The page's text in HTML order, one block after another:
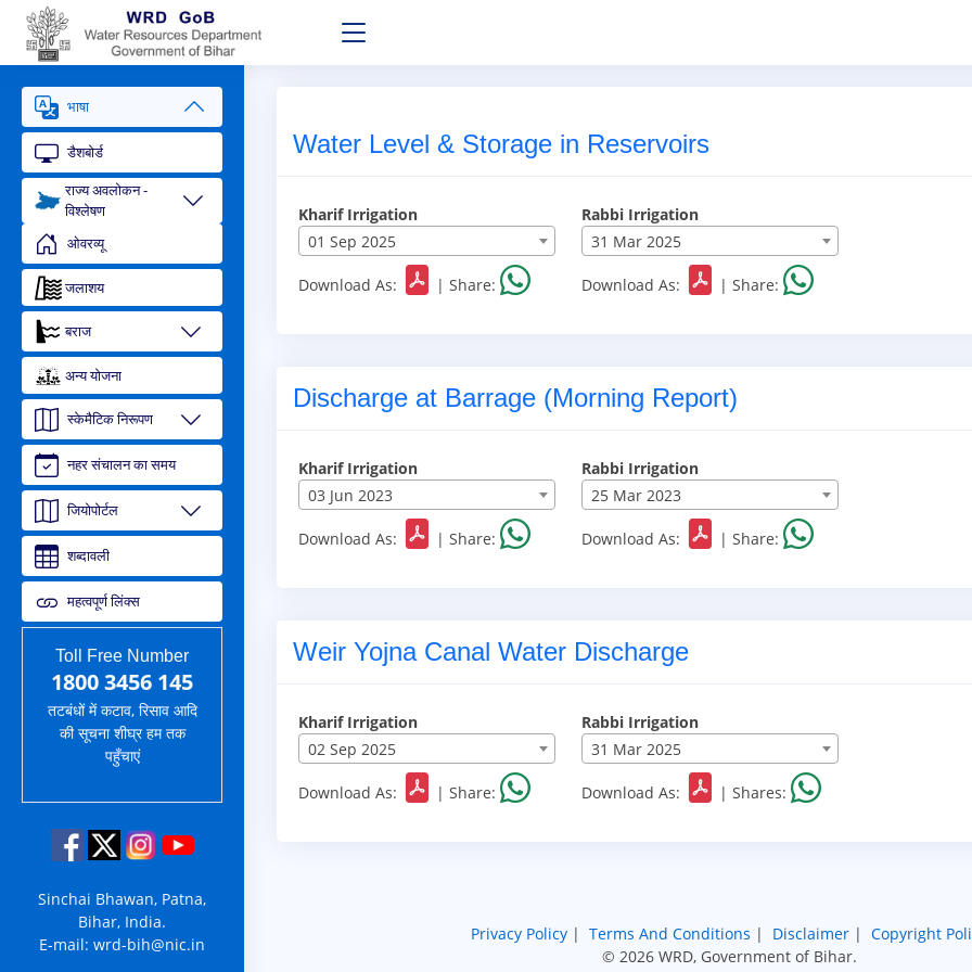
भाषा
डैशबोर्ड
राज्य अवलोकन -
विश्लेषण
ओवरव्यू
जलाशय
बराज
अन्य योजना
स्केमैटिक निरूपण
नहर संचालन का समय
जियोपोर्टल
शब्दावली
महत्वपूर्ण लिंक्स
Toll Free Number
1800 3456 145
तटबंधों में कटाव, रिसाव आदि
की सूचना शीघ्र हम तक
पहुँचाएं
Sinchai Bhawan, Patna,
Bihar, India.
E-mail: wrd-bih@nic.in
Water Level & Storage in Reservoirs
Kharif Irrigation
01 Sep 2025
Download As: | Share:
Rabbi Irrigation
31 Mar 2025
Download As: | Share:
Discharge at Barrage (Morning Report)
Kharif Irrigation
03 Jun 2023
Download As: | Share:
Rabbi Irrigation
25 Mar 2023
Download As: | Share:
Weir Yojna Canal Water Discharge
Kharif Irrigation
02 Sep 2025
Download As: | Share:
Rabbi Irrigation
31 Mar 2025
Download As: | Shares:
Privacy Policy | Terms And Conditions | Disclaimer | Copyright
© 2026 WRD, Government of Bihar.